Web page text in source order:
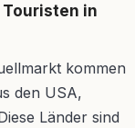
in
kommen
den USA,
Länder sind